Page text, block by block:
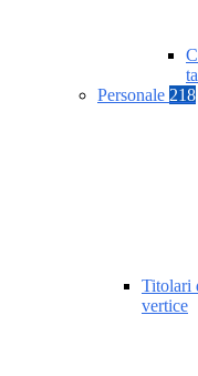
Personale 218
Titolari
vertice